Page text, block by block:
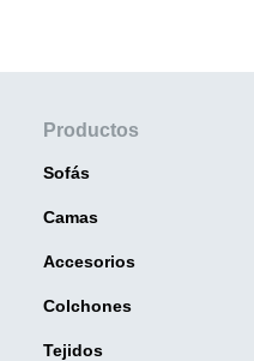
Productos
Sofás
Camas
Accesorios
Colchones
Tejidos